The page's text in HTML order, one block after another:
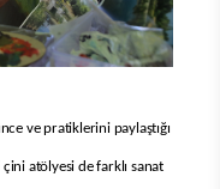
ve pratiklerini paylaştığı
çini atölyesi de farklı sanat